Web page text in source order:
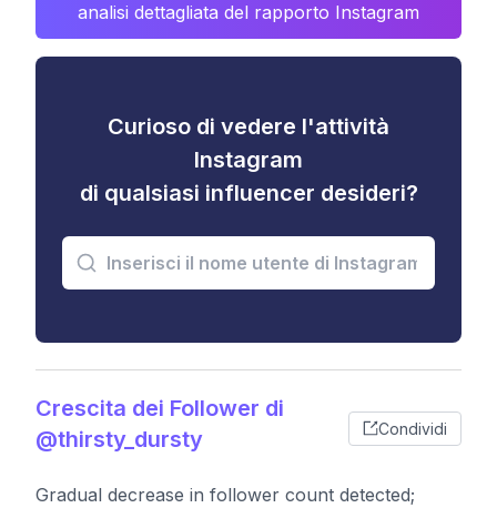
analisi dettagliata del rapporto Instagram
Curioso di vedere l'attività
Instagram
di qualsiasi influencer desideri?
Crescita dei Follower di
@thirsty_dursty
Condividi
Gradual decrease in follower count detected;